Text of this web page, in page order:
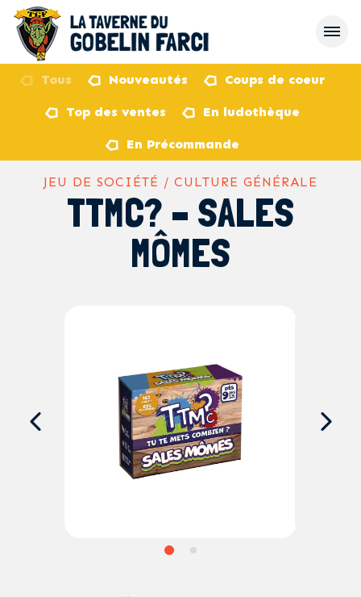
Tous Nouveautés Coups de coeur
Top des ventes En ludothèque
En Précommande
JEU DE SOCIÉTÉ / CULTURE GÉNÉRALE
TTMC? – SALES
MÔMES